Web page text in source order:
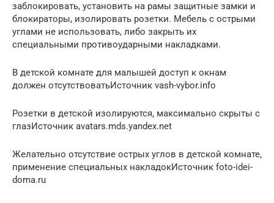
заблокировать, установить на рамы защитные замки и
блокираторы, изолировать розетки. Мебель с острыми
углами не использовать, либо закрыть их
специальными противоударными накладками.
В детской комнате для малышей доступ к окнам
должен отсутствоватьИсточник vash-vybor.info
Розетки в детской изолируются, максимально скрыты с
глазИсточник avatars.mds.yandex.net
Желательно отсутствие острых углов в детской комнате,
применение специальных накладокИсточник foto-idei-
doma.ru